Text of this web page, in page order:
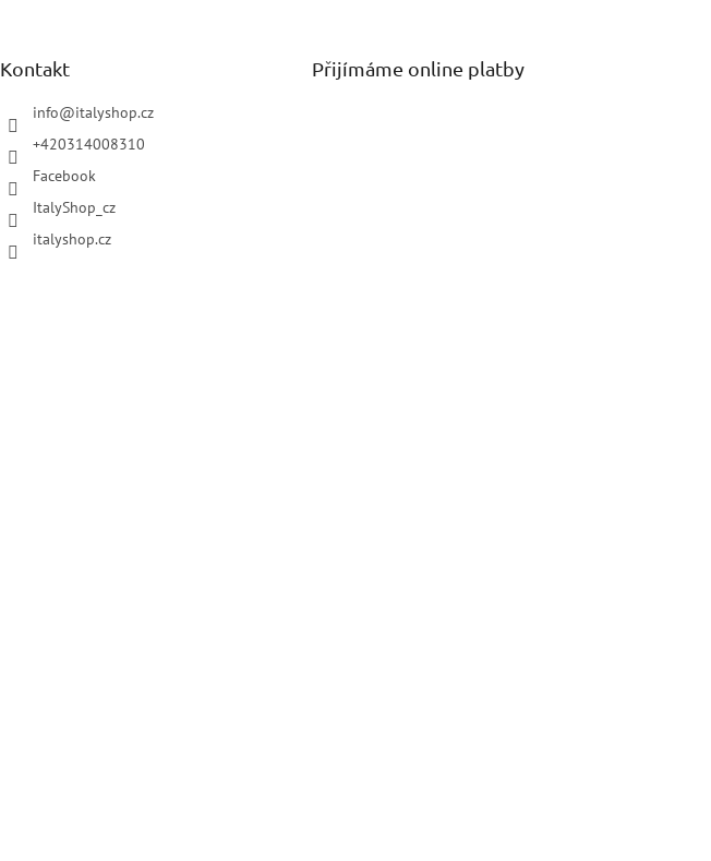
Kontakt
info@italyshop.cz
+420314008310
Facebook
ItalyShop_cz
italyshop.cz
Přijímáme online platby